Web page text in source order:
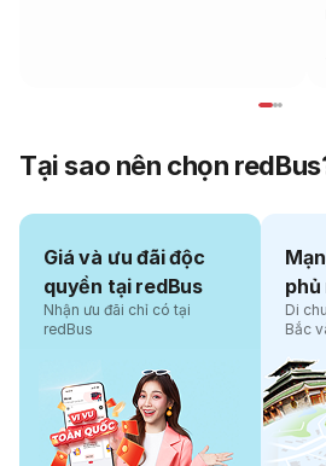
Tại sao nên chọn
Giá và ưu đãi độc
quyền tại redBus
Nhận ưu đãi chỉ có tại
redBus
phủ
Di
Bắc